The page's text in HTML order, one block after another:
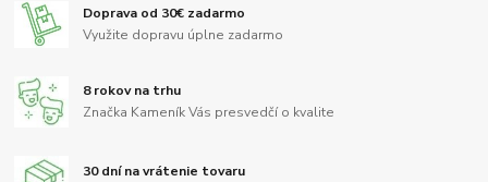
Doprava od 30€ zadarmo
Využite dopravu úplne zadarmo
8 rokov na trhu
Značka Kameník Vás presvedčí o kvalite
30 dní na vrátenie tovaru